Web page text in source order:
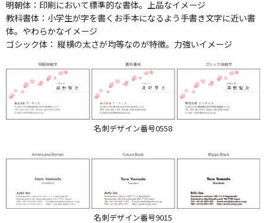
明朝体：印刷において標準的な書体。上品なイメージ
教科書体：小学生が字を書くお手本になるよう手書き文字に近い書
体。やわらかなイメージ
ゴシック体： 縦横の太さが均等なのが特徴。力強いイメージ
名刺デザイン番号0558
名刺デザイン番号9015